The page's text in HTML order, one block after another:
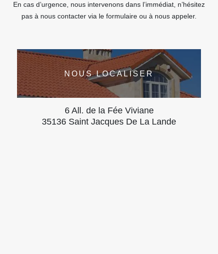
En cas d’urgence, nous intervenons dans l’immédiat, n’hésitez
pas à nous contacter via le formulaire ou à nous appeler.
NOUS LOCALISER
6 All. de la Fée Viviane
35136 Saint Jacques De La Lande